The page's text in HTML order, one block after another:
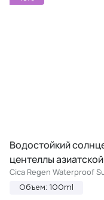
Водостойкий
центеллы
Cica Regen Waterproof
Объем: 100ml